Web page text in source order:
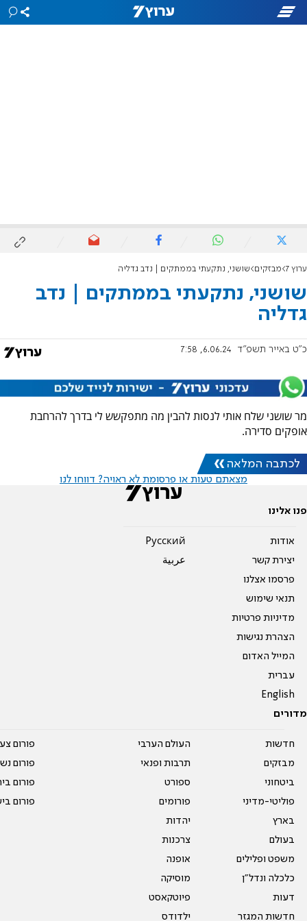
ערוץ 7 מבזקים שושני, נתקעתי בממתקים | נדב גדליה
שושני, נתקעתי בממתקים | נדב
גדליה
כ"ט באייר תשפ"ד 6.06.24, 7:58
מר שושני שלח אותי לנסות להבין מה מתפקשש לי בדרך להרחבת
אופקים סדירה.
לכתבה המלאה
מצאתם טעות או פרסומת לא ראויה? דווחו לנו
פנו אלינו
אודות
יצירת קשר
פרסמו אצלנו
תנאי שימוש
מדיניות פרטיות
הצהרת נגישות
המייל האדום
עברית
English
Pусский
عربية
מדורים
חדשות
מבזקים
ביטחוני
פוליטי-מדיני
בארץ
בעולם
משפט ופלילים
כלכלה ונדל"ן
דעות
חדשות המגזר
העולם הערבי
תרבות ופנאי
ספורט
פורומים
יהדות
צרכנות
אופנה
מוסיקה
פיוטקאסט
ילדודס
פורום
פורום
פורום
פורום